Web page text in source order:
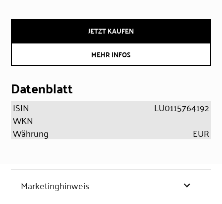
JETZT KAUFEN
MEHR INFOS
Datenblatt
ISIN
LU0115764192
WKN
Währung
EUR
Marketinghinweis